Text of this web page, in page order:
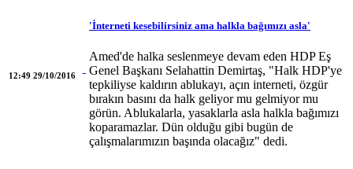
12:49 29/10/2016
'İnterneti kesebilirsiniz ama halkla bağımızı asla'
Amed'de halka seslenmeye devam eden HDP Eş
Genel Başkanı Selahattin Demirtaş, "Halk HDP'ye
tepkiliyse kaldırın ablukayı, açın interneti, özgür
bırakın basını da halk geliyor mu gelmiyor mu
görün. Ablukalarla, yasaklarla asla halkla bağımızı
koparamazlar. Dün olduğu gibi bugün de
çalışmalarımızın başında olacağız" dedi.